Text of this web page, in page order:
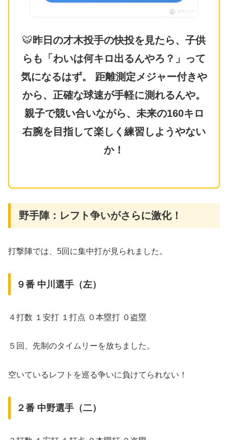
ポチップ
🐯昨日の才木投手の快投を見たら、子供
らも「わいは何キロ出るんやろ？」って
気になるはず。 距離測定メジャー付きや
から、正確な球速が手軽に測れるんや。
親子で競い合いながら、未来の160キロ
右腕を目指して楽しく練習しようやない
か！
野手陣：レフト争いがさらに激化！
打撃陣では、5回に集中打が見られました。
９番 中川選手（左）
４打数 １安打 １打点 ０本塁打 ０盗塁
５回、先制のタイムリーを放ちました。
空いているレフトを巡る争いに負けてられない！
２番 中野選手（二）